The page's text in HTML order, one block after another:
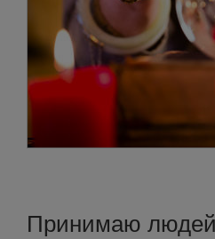
Принимаю людей